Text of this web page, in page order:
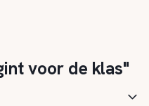
voor de klas"